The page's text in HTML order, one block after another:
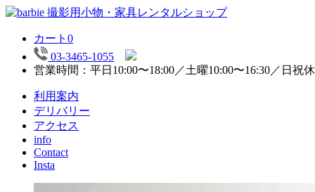
カート 0
03-3465-1055
営業時間：平日10:00〜18:00／土曜10:00〜16:30／日祝
利用案内
デリバリー
アクセス
info
Contact
Insta